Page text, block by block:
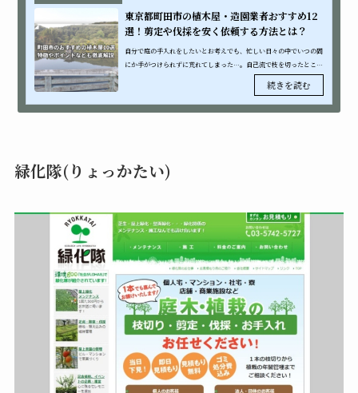
東京都町田市の植木屋・造園業者おすすめ12
選！剪定や伐採を安く依頼する方法とは？
自分で庭の手入れをしたいとお考えでも、忙しい日々の中でいつの間
にか手がつけられずに荒れてしまった…。自己流で枝を切ったとこ
ろ、思ったような仕上がりにならなかった…そんな経験はございませ
緑化隊(りょっかたい)